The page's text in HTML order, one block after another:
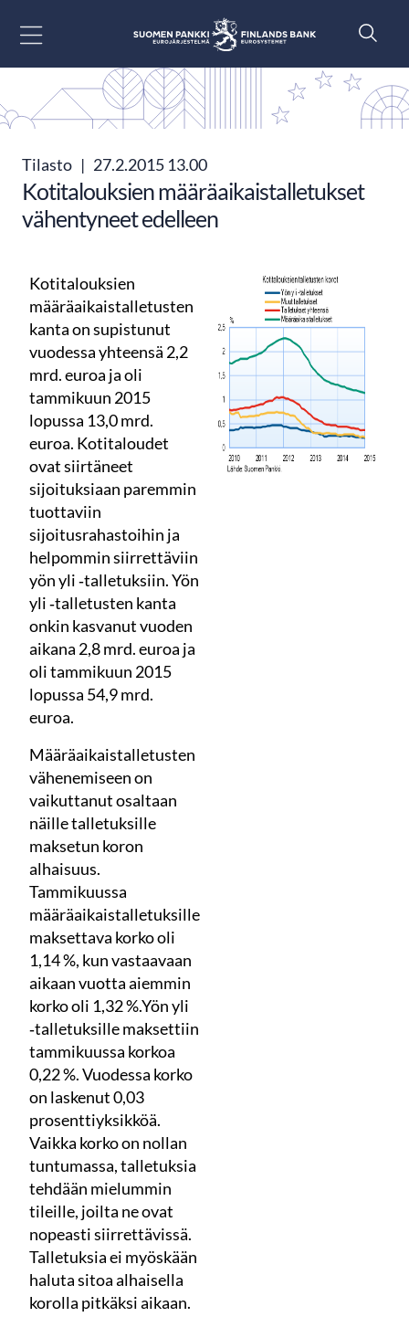
Tilasto | 27.2.2015 13.00
Kotitalouksien määräaikaistalletukset
vähentyneet edelleen
Kotitalouksien
määräaikaistalletusten
kanta on supistunut
vuodessa yhteensä 2,2
mrd. euroa ja oli
tammikuun 2015
lopussa 13,0 mrd.
euroa. Kotitaloudet
ovat siirtäneet
sijoituksiaan paremmin
tuottaviin
sijoitusrahastoihin ja
helpommin siirrettäviin
yön yli ‑talletuksiin. Yön
yli ‑talletusten kanta
onkin kasvanut vuoden
aikana 2,8 mrd. euroa ja
oli tammikuun 2015
lopussa 54,9 mrd.
euroa.
Määräaikaistalletusten
vähenemiseen on
vaikuttanut osaltaan
näille talletuksille
maksetun koron
alhaisuus.
Tammikuussa
määräaikaistalletuksille
maksettava korko oli
1,14 %, kun vastaavaan
aikaan vuotta aiemmin
korko oli 1,32 %.Yön yli
‑talletuksille maksettiin
tammikuussa korkoa
0,22 %. Vuodessa korko
on laskenut 0,03
prosenttiyksikköä.
Vaikka korko on nollan
tuntumassa, talletuksia
tehdään mielummin
tileille, joilta ne ovat
nopeasti siirrettävissä.
Talletuksia ei myöskään
haluta sitoa alhaisella
korolla pitkäksi aikaan.